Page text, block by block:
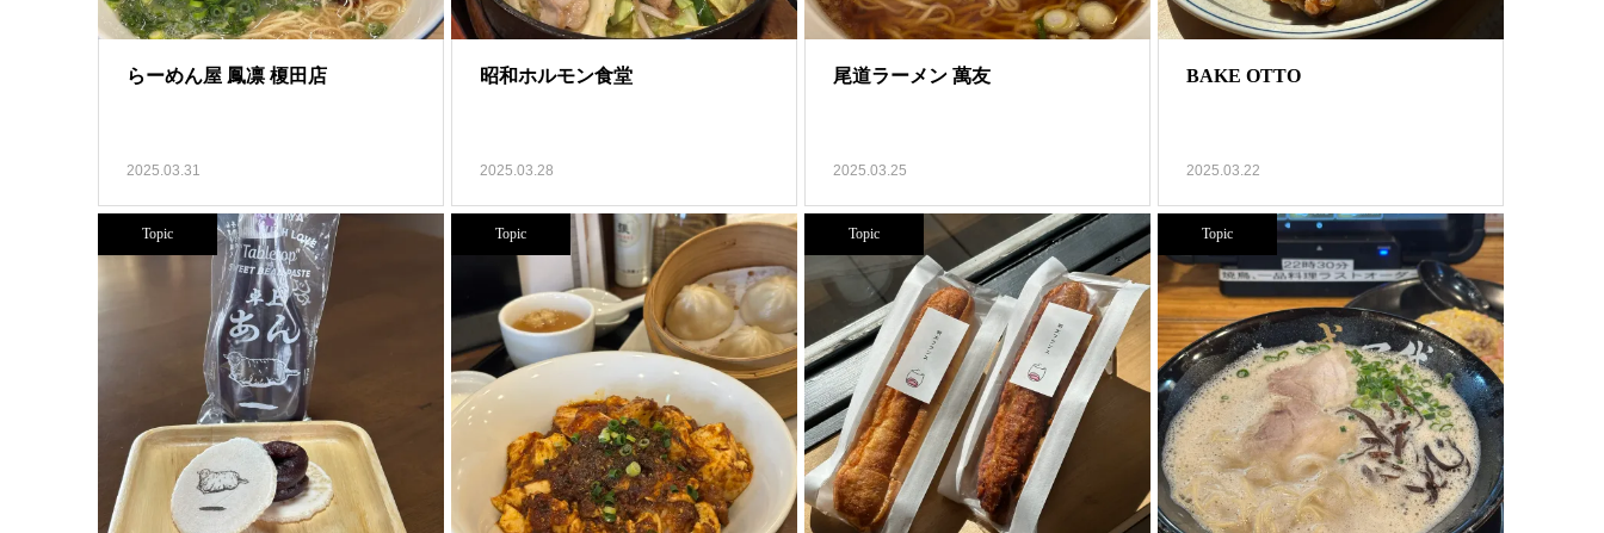
らーめん屋 鳳凛 榎田店
2025.03.31
昭和ホルモン食堂
2025.03.28
尾道ラーメン 萬友
2025.03.25
BAKE OTTO
2025.03.22
Topic Topic Topic Topic